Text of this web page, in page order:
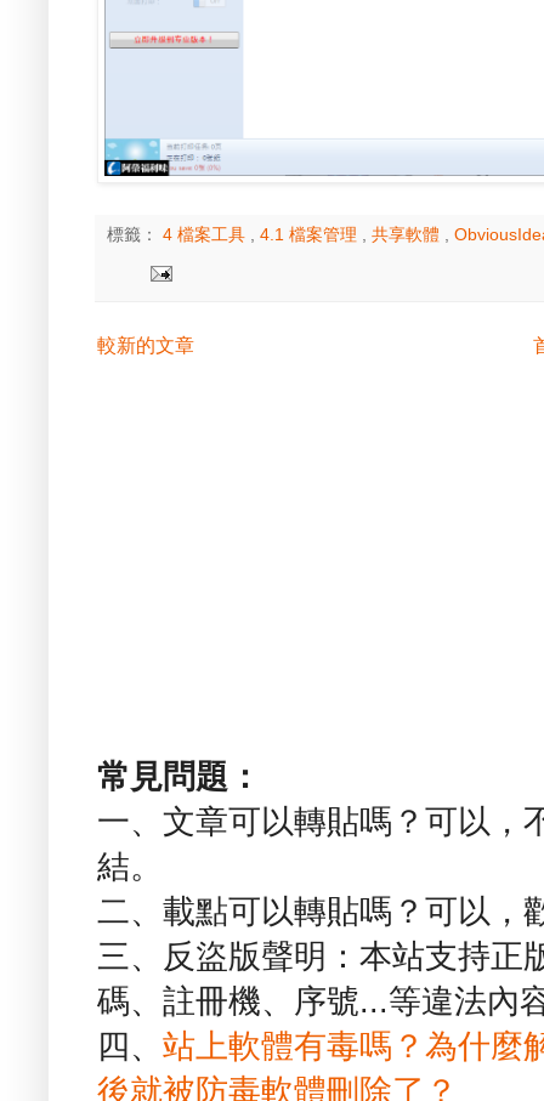
標籤： 4 檔案工具 4.1 檔案管理 共享軟體
較新的文章
常見問題：
一、文章可以轉貼嗎？可以，
結。
二、載點可以轉貼嗎？可以，
三、反盜版聲明：本站支持正
碼、註冊機、序號...等違法內
四、 站上軟體有毒嗎？為什麼
後就被防毒軟體刪除了？